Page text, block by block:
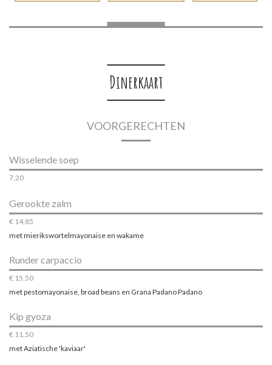
Dinerkaart
VOORGERECHTEN
Wisselende soep
7,20
Gerookte zalm
€ 14,85
met mierikswortelmayonaise en wakame
Runder carpaccio
€ 15,50
met pestomayonaise, broad beans en Grana Padano Padano
Kip gyoza
€ 11,50
met Aziatische 'kaviaar'